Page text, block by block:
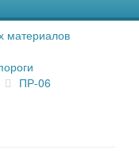
материалов
ПР-06